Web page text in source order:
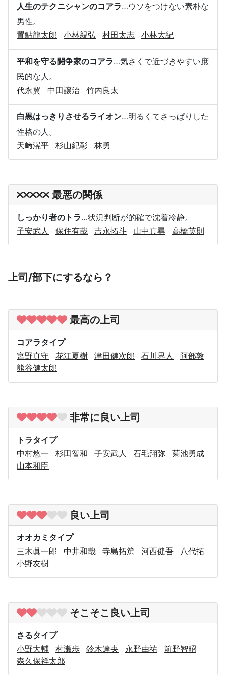
人生のテクニシャンのコアラ…ウソをつけない素朴な
男性。
置鮎龍太郎
小林親弘 村田太志 小林大紀
平和を守る闘争家のコアラ…気さくで近づきやすい庶
民的な人。
代永翼
中田譲治 竹内良太
白黒はっきりさせるライオン…明るくてさっぱりした
性格の人。
天﨑滉平
杉山紀彰 林勇
最悪の関係
しっかり者のトラ…状況判断が的確で沈着冷静。
子安武人
保住有哉 吉永拓斗 山中真尋 高橋英則
上司/部下にするなら？
最高の上司
コアラタイプ
宮野真守
花江夏樹 津田健次郎 石川界人
阿部敦
熊谷健太郎
非常に良い上司
トラタイプ
中村悠一
杉田智和 子安武人 石毛翔弥
菊池勇成
山本和臣
良い上司
オオカミタイプ
三木眞一郎
中井和哉 寺島拓篤 河西健吾
八代拓
小野友樹
そこそこ良い上司
さるタイプ
小野大輔
村瀬歩 鈴木達央 永野由祐
前野智昭
森久保祥太郎